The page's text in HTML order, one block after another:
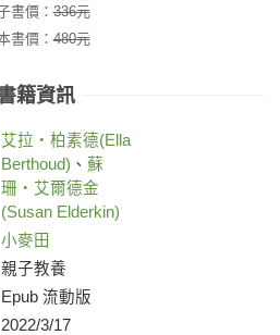
書價：336元
書價：480元
籍資訊
艾拉‧柏素德(Ella
Berthoud) 、 蘇
珊‧艾爾德金
(Susan Elderkin)
小麥田
親子教養
Epub 流動版
2022/3/17